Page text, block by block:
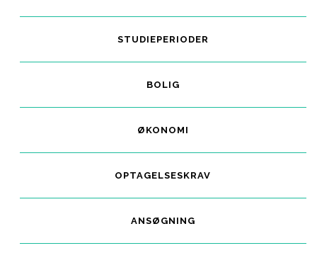
STUDIEPERIODER
BOLIG
ØKONOMI
OPTAGELSESKRAV
ANSØGNING